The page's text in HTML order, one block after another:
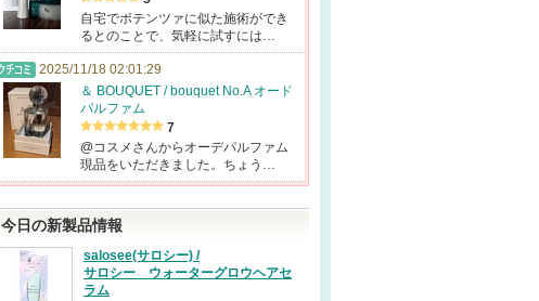
自宅でポテンツァに似た施術ができ
るとのことで、気軽に試すには…
2025/11/18 02:01:29
＆ BOUQUET / bouquet No.A オード
パルファム
7
@コスメさんからオーデパルファム
現品をいただきました。ちょう…
今日の新製品情報
salosee(サロシー) /
サロシー ウォーターグロウヘアセ
ラム